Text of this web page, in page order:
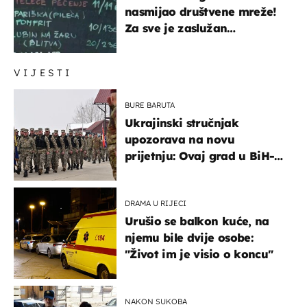
VIJESTI
BURE BARUTA
Ukrajinski stručnjak
upozorava na novu
prijetnju: Ovaj grad u BiH-u
DRAMA U RIJECI
Urušio se balkon kuće, na
njemu bile dvije osobe:
"Život im je visio o koncu"
NAKON SUKOBA
nasmijao društvene mreže!
Za sve je zaslužan